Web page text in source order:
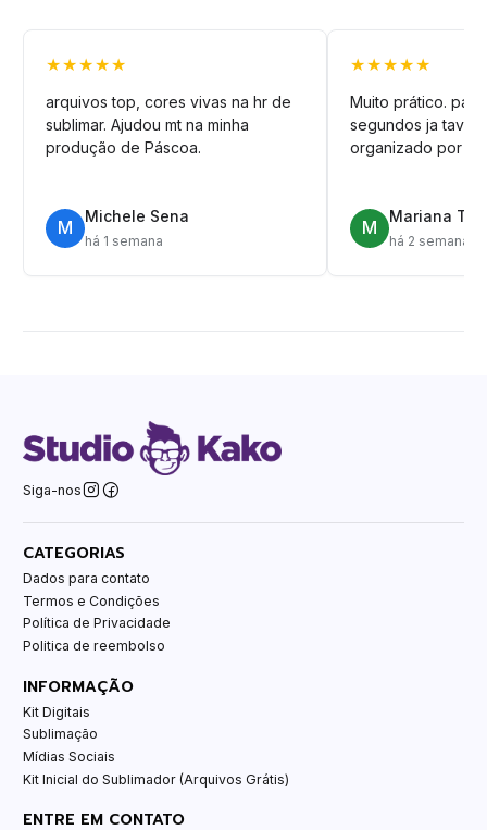
★★★★★
arquivos top, cores vivas na hr de
sublimar. Ajudou mt na minha
produção de Páscoa.
M
Michele Sena
há 1 semana
★★★★★
Muito prático.
segundos ja tava
organizado por
M
Mariana T.
há 2 semanas
Siga-nos
CATEGORIAS
Dados para contato
Termos e Condições
Política de Privacidade
Politica de reembolso
INFORMAÇÃO
Kit Digitais
Sublimação
Mídias Sociais
Kit Inicial do Sublimador (Arquivos Grátis)
ENTRE EM CONTATO